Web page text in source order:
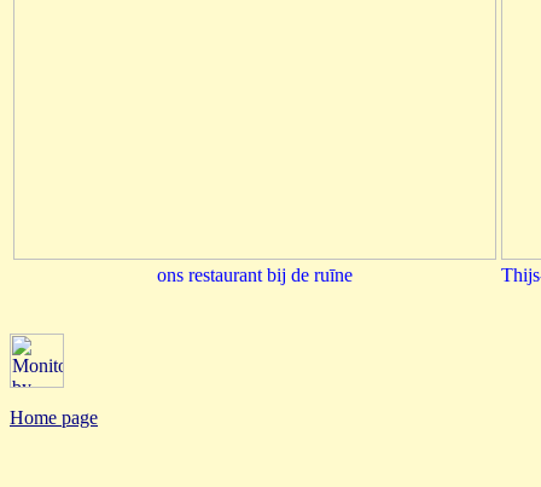
ons restaurant bij de ruīne
Home page